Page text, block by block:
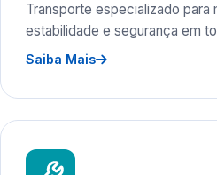
Transporte especializado para
estabilidade e segurança em
Saiba Mais